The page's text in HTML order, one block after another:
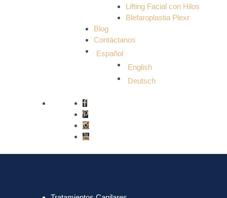
Lifting Facial con Hilos
Blefaroplastia Plexr
Blog
Contáctanos
Español
English
Deutsch